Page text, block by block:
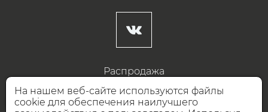
Распродажа
Готовые дизайны
Дизайнерам
На нашем веб-сайте используются файлы
cookie для обеспечения наилучшего